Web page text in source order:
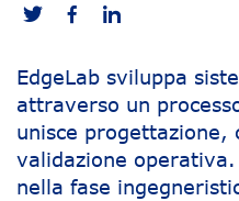
EdgeLab sviluppa
attraverso un
unisce progettazione,
validazione
nella fase